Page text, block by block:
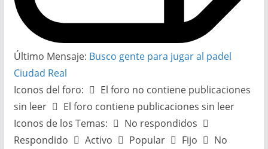
Último Mensaje: Busco gente para jugar al padel
Ciudad Real
Iconos del foro:
El foro no contiene publicaciones
sin leer
El foro contiene publicaciones sin leer
Iconos de los Temas:
No respondidos
Respondido
Activo Popular Fijo
No